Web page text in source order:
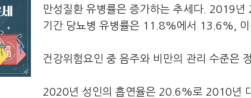
만성질환 유병률은 증가하는 추세다. 2019
기간 당뇨병 유병률은 11.8%에서 13.6%,
건강위험요인 중 음주와 비만의 관리 수준은
2020년 성인의 흡연율은 20.6%로 2010년